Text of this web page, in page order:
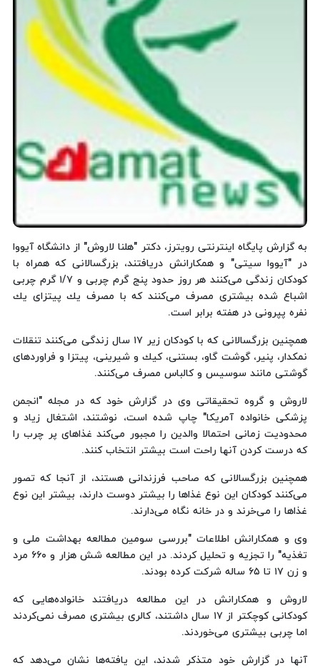
به گزارش پایگاه اینترنتی رویترز، دكتر "هلنا لاروش" از دانشگاه آیووا
در "آیووا سیتی" و همكارانش دریافتند، بزرگسالانی كه همراه با
كودكان زندگی می‌كنند هر روز حدود پنج گرم چربی و ‪ ۱/۷‬گرم چربی
اشباع شده بیشتری مصرف می‌كنند كه با مصرف یك پیتزای یك
نفره پپرونی در هفته برابر است.
همچنین بزرگسالانی كه با كودكان زیر ‪ ۱۷‬سال زندگی می‌كنند تنقلات
نمكدار، پنیر، گوشت گاو، بستنی، كیك و شیرینی، پیتزا و فراوردهای
گوشتی مانند سوسیس و كالباس مصرف می‌كنند.
لاروش و گروه تحقیقاتی وی در گزارش خود كه در مجله "انجمن
پزشكی خانواده آمریكا" چاپ شده است، نوشتند، اشتغال زیاد و
محدودیت زمانی احتمالا والدین را مجبور می‌كند غذاهای پر چرب را
كه درست كردن آنها راحت است بیشتر انتخاب كنند.
همچنین بزرگسالانی كه صاحب فرزندانی هستند، از آنجا كه تصور
می‌كنند كودكان این نوع غذاها را بیشتر دوست دارند، بیشتر این نوع
غذاها را می‌خرند و در خانه نگاه می‌دارند.
وی و همكارانش اطلاعات "بررسی سومین مطالعه بهداشت ملی و
تغذیه" را تجزیه و تحلیل كردند. در این مطالعه شش هزار و ‪ ۶۶۰‬مرد
و زن ‪ ۱۷‬تا ‪۶۵‬ ساله شركت كرده بودند.
لاروش و همكارانش در این مطالعه دریافتند خانواده‌هایی كه
كودكانی كوچكتر از ‪ ۱۷‬سال داشتند، كالری بیشتری مصرف نمی‌كردند
اما چربی بیشتری می‌خوردند.
آنها در گزارش خود متذكر شدند، این یافته‌ها نشان می‌دهد كه